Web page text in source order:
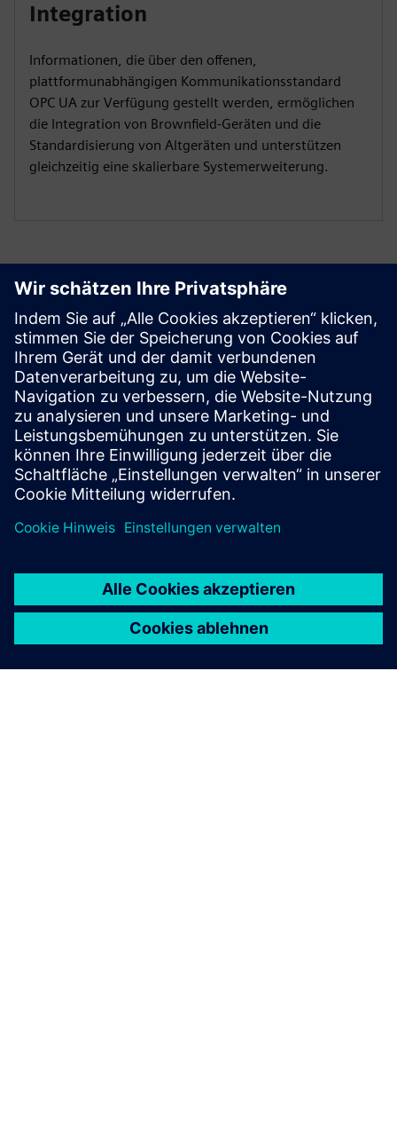
Integration
Informationen, die über den offenen,
plattformunabhängigen Kommunikationsstandard
OPC UA zur Verfügung gestellt werden, ermöglichen
die Integration von Brownfield-Geräten und die
Standardisierung von Altgeräten und unterstützen
gleichzeitig eine skalierbare Systemerweiterung.
Erste Schritte
Kontaktieren Sie uns